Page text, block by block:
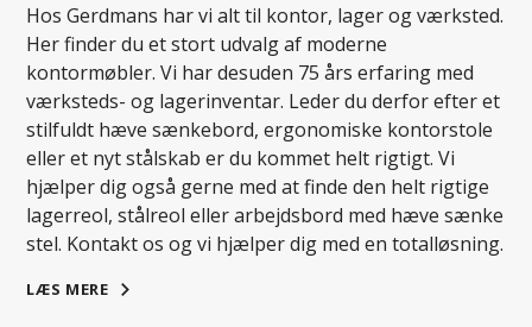
Hos Gerdmans har vi alt til kontor, lager og værksted.
Her finder du et stort udvalg af moderne
kontormøbler. Vi har desuden 75 års erfaring med
værksteds- og lagerinventar. Leder du derfor efter et
stilfuldt hæve sænkebord, ergonomiske kontorstole
eller et nyt stålskab er du kommet helt rigtigt. Vi
hjælper dig også gerne med at finde den helt rigtige
lagerreol, stålreol eller arbejdsbord med hæve sænke
stel. Kontakt os og vi hjælper dig med en totalløsning.
LÆS MERE